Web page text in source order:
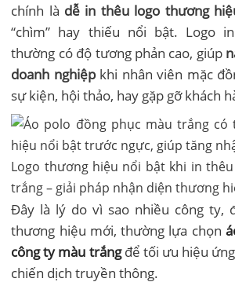
chính là dễ in thêu logo thương
“chìm” hay thiếu nổi bật. Logo
thường có độ tương phản cao, giúp
doanh nghiệpkhi nhân viên mặc
sự kiện, hội thảo, hay gặp gỡ khách
Logo thương hiệu nổi bật khi in
trắng – giải pháp nhận diện thương
Đây là lý do vì sao nhiều công ty,
thương hiệu mới, thường lựa chọn
công ty màu trắngđể tối ưu hiệu
chiến dịch truyền thông.